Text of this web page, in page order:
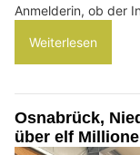
Anmelderin, ob der
Weiterlesen
Osnabrück,
über elf